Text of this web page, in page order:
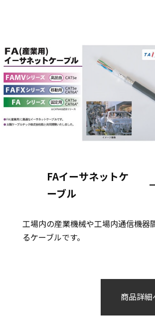
FAイーサネットケ
ーブル
工場内の産業機械や工場内通信機器
るケーブルです。
商品詳細